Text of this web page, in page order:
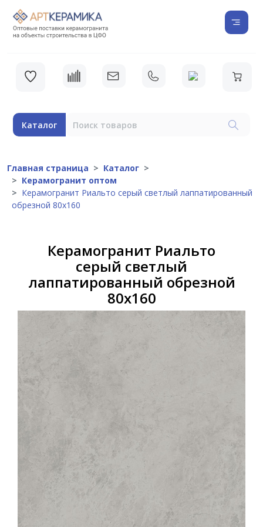
Каталог
Главная страница
Каталог
Керамогранит оптом
Керамогранит Риальто серый светлый лаппатированный
обрезной 80х160
Керамогранит Риальто
серый светлый
лаппатированный обрезной
80х160